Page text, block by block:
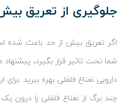
جلوگیری از تعریق
اگر تعریق بیش از حد باعث شده
شما تحت تاثیر قرار بگیرد،
دارویی نعناع فلفلی بهره ببرید.
چند برگ از نعناع فلفلی را درون